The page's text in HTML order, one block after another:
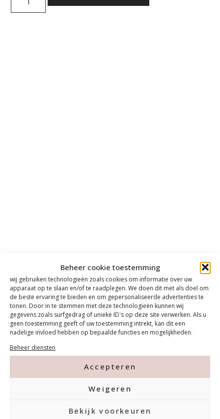
Beheer cookie toestemming
wij gebruiken technologieën zoals cookies om informatie over uw
apparaat op te slaan en/of te raadplegen. We doen dit met als doel om
de beste ervaring te bieden en om gepersonaliseerde advertenties te
tonen. Door in te stemmen met deze technologieën kunnen wij
gegevens zoals surfgedrag of unieke ID's op deze site verwerken. Als u
geen toestemming geeft of uw toestemming intrekt, kan dit een
nadelige invloed hebben op bepaalde functies en mogelijkheden.
Beheer diensten
Accepteren
Weigeren
Bekijk voorkeuren
Contact
Tanthofdreef 7 2623 EW Delft